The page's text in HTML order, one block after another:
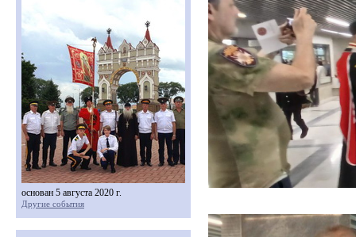
основан 5 августа 2020 г.
Другие события